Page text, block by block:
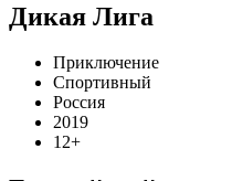
Дикая Лига
Приключение
Спортивный
Россия
2019
12+